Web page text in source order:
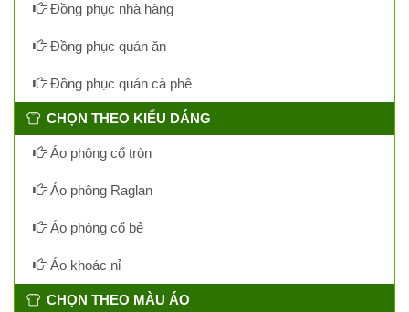
Đồng phục nhà hàng
Đồng phục quán ăn
Đồng phục quán cà phê
CHỌN THEO KIỂU DÁNG
Áo phông cổ tròn
Áo phông Raglan
Áo phông cổ bẻ
Áo khoác nỉ
CHỌN THEO MÀU ÁO